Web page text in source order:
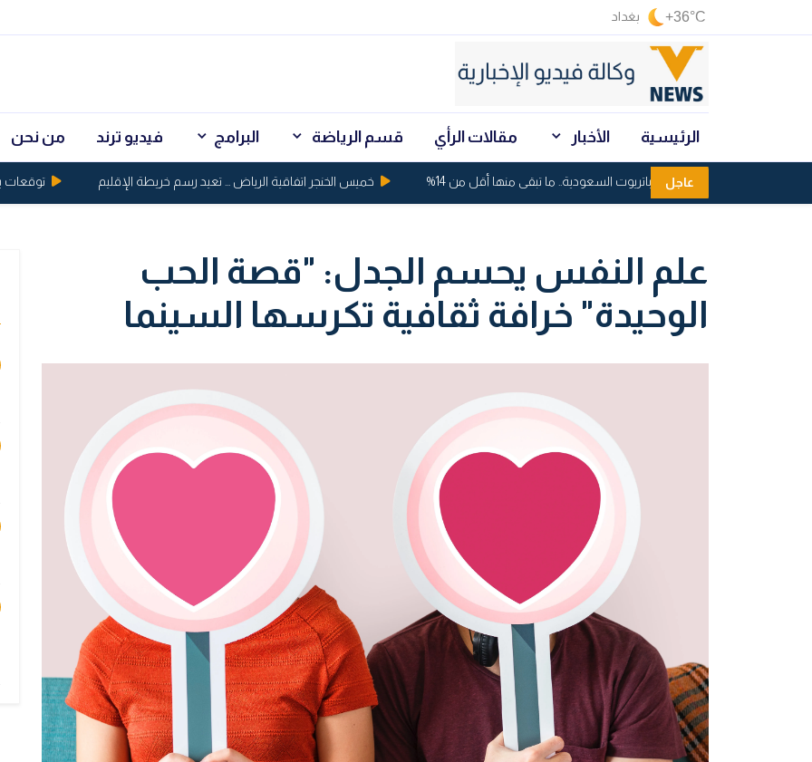
+36°C بغداد
الرئيسية الأخبار مقالات الرأي قسم الرياضة البرامج فيديو ترند من نحن
عاجل
استنزاف صواريخ باتريوت السعودية.. ما تبقى منها أقل من 14% خميس الخنجر اتفاقية الرياض ... تعيد رسم خريطة الإقليم توقعات بكسر الذهب
علم النفس يحسم الجدل: "قصة الحب
الوحيدة" خرافة ثقافية تكرسها السينما